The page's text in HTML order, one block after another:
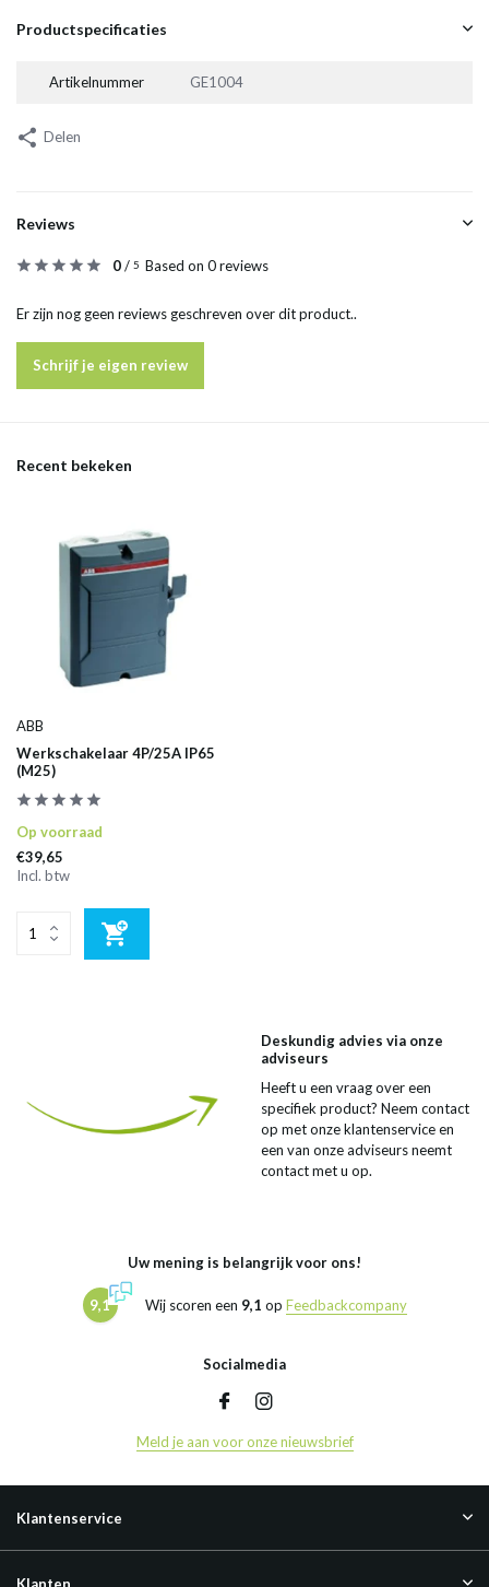
Productspecificaties
Artikelnummer GE1004
Delen
Reviews
0/ 5 Based on 0 reviews
Er zijn nog geen reviews geschreven over dit product..
Schrijf je eigen review
Recent bekeken
ABB
Werkschakelaar 4P/25A IP65
(M25)
Op voorraad
€39,65
Incl. btw
Deskundig advies via onze
adviseurs
Heeft u een vraag over een
specifiek product? Neem contact
op met onze klantenservice en
een van onze adviseurs neemt
contact met u op.
Uw mening is belangrijk voor ons!
9,1 Wij scoren een 9,1 op Feedbackcompany
Socialmedia
Meld je aan voor onze nieuwsbrief
Klantenservice